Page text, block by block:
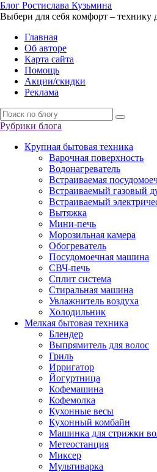
Блог Ростислава Кузьмина
Выбери для себя комфорт – технику
Главная
Об авторе
Карта сайта
Помощь
Акции/скидки
Реклама
Рубрики блога
Крупная бытовая техника
Варочная поверхность
Водонагреватель
Встраиваемая
Встраиваемый газовый
Встраиваемый
Вытяжка
Мини-печь
Морозильная камера
Обогреватель
Посудомоечная машина
СВЧ-печь
Сплит система
Стиральная машина
Увлажнитель воздуха
Холодильник
Мелкая бытовая техника
Блендер
Выпрямитель для волос
Гриль
Ирригатор
Йогуртница
Кофемашина
Кофемолка
Кухонные весы
Кухонный комбайн
Машинка для стрижки
Метеостанция
Миксер
Мультиварка